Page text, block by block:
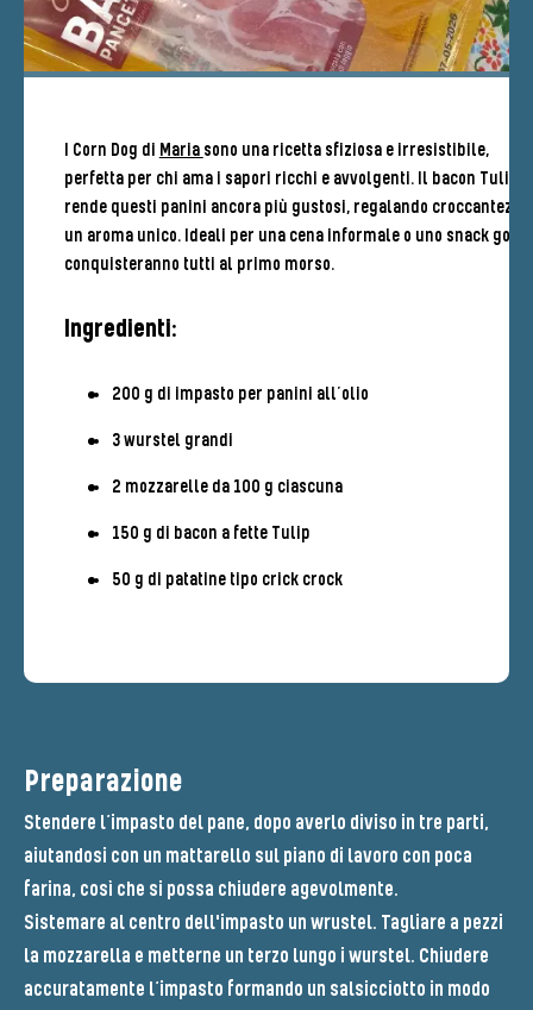
I Corn Dog di Maria sono una ricetta sfiziosa e irresistibile,
perfetta per chi ama i sapori ricchi e avvolgenti. Il bacon Tulip
rende questi panini ancora più gustosi, regalando croccantezza
un aroma unico. Ideali per una cena informale o uno snack
conquisteranno tutti al primo morso.
Ingredienti:
200 g di impasto per panini all’olio
3 wurstel grandi
2 mozzarelle da 100 g ciascuna
150 g di bacon a fette Tulip
50 g di patatine tipo crick crock
Preparazione
Stendere l’impasto del pane, dopo averlo diviso in tre parti,
aiutandosi con un mattarello sul piano di lavoro con poca
farina, così che si possa chiudere agevolmente.
Sistemare al centro dell'impasto un wrustel. Tagliare a pezzi
la mozzarella e metterne un terzo lungo i wurstel. Chiudere
accuratamente l’impasto formando un salsicciotto in modo